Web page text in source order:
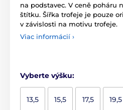
na podstavec. V ceně poháru
štítku. Šířka trofeje je pouze
v závislosti na motivu trofeje.
Viac informácií ›
Vyberte výšku:
13,5 15,5 17,5 19,5